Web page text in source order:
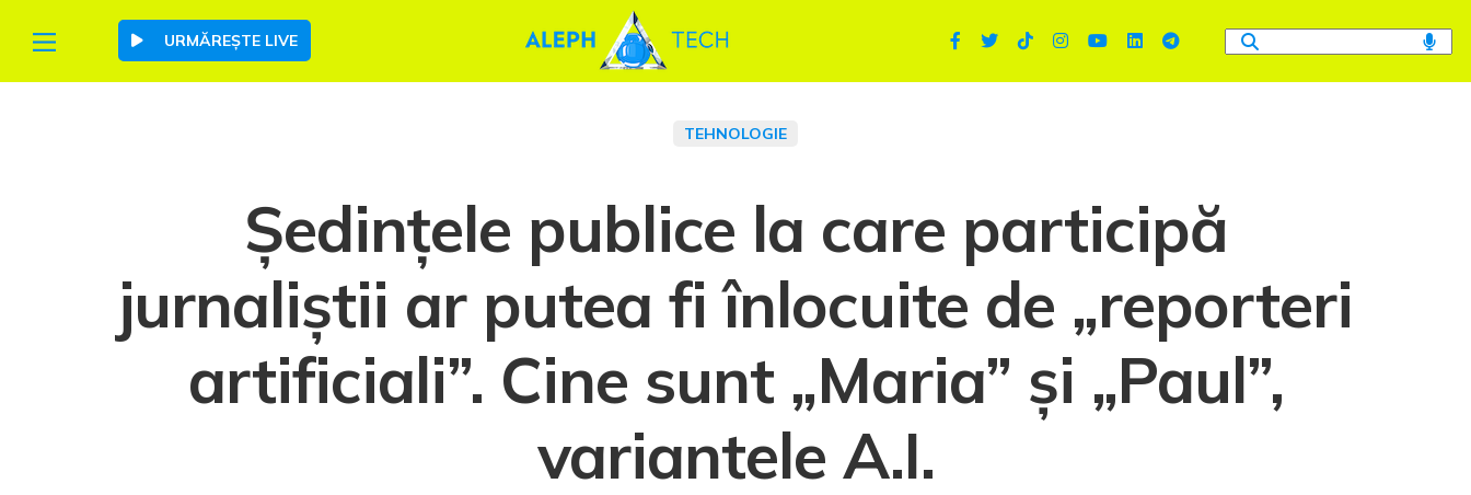
URMĂREȘTE LIVE
TEHNOLOGIE
Ședințele publice la care participă
jurnaliștii ar putea fi înlocuite de „reporteri
artificiali”. Cine sunt „Maria” și „Paul”,
variantele A.I.